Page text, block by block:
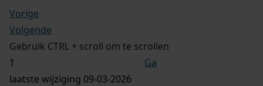
Vorige
Volgende
Gebruik CTRL + scroll om te scrollen
Ga
laatste wijziging 09-03-2026